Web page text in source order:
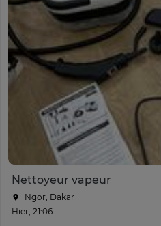
Nettoyeur vapeur
Ngor, Dakar
Hier, 21:06